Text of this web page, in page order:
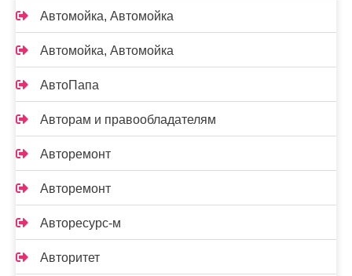
Автомойка, Автомойка
Автомойка, Автомойка
АвтоПапа
Авторам и правообладателям
Авторемонт
Авторемонт
Авторесурс-м
Авторитет